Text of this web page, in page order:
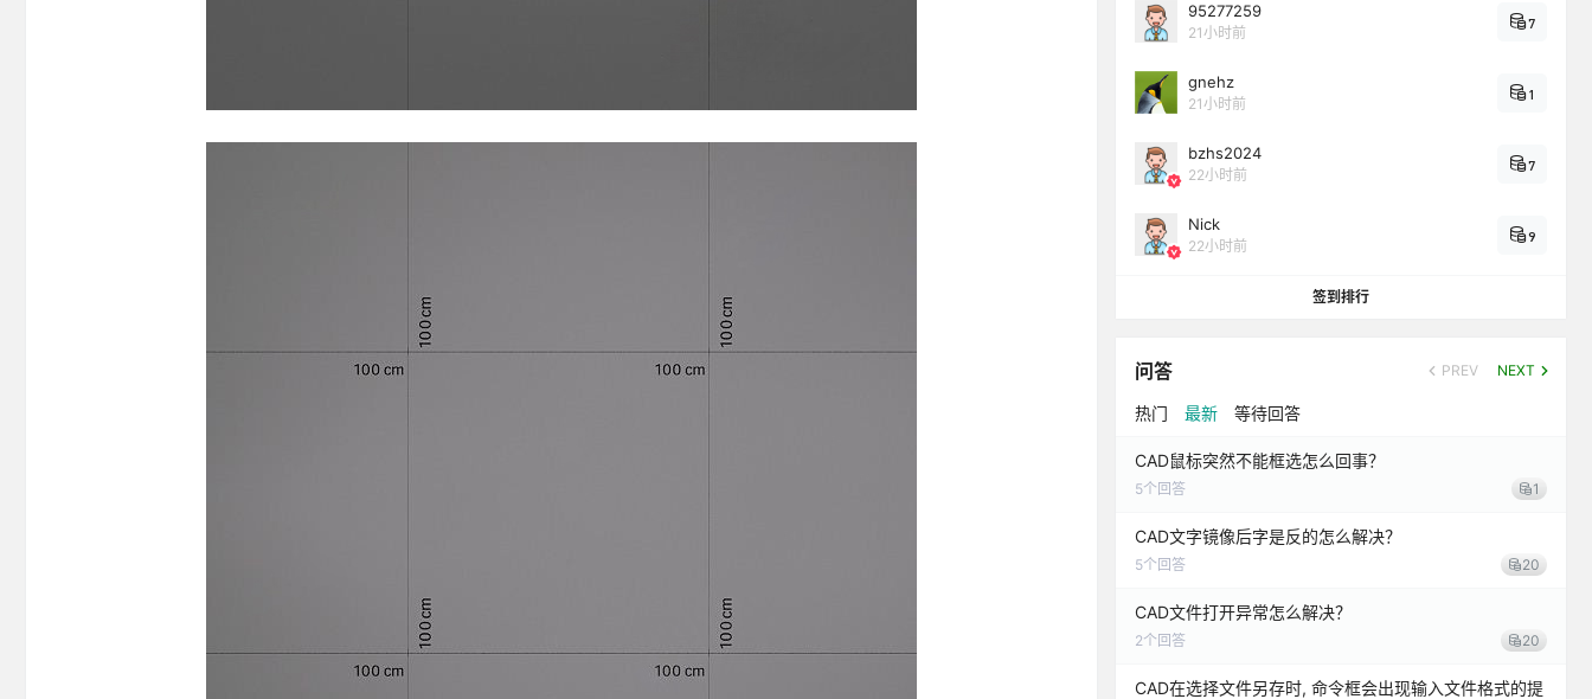
95277259
21小时前
7
gnehz
21小时前
1
bzhs2024
22小时前
7
Nick
22小时前
9
签到排行
问答 PREV NEXT
热门 最新 等待回答
CAD鼠标突然不能框选怎么回事？
5个回答 1
CAD文字镜像后字是反的怎么解决？
5个回答 20
CAD文件打开异常怎么解决？
2个回答 20
CAD在选择文件另存时, 命令框会出现输入文件格式的提